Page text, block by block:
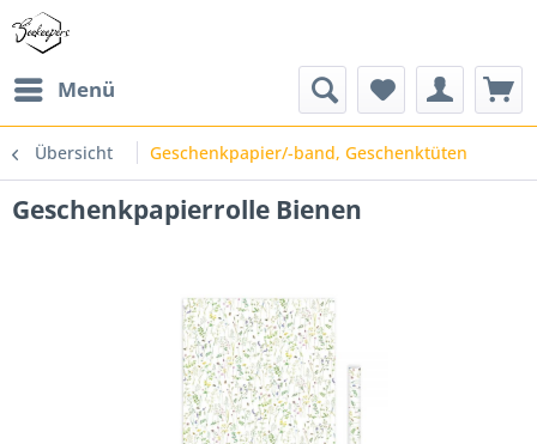
Menü
Übersicht Geschenkpapier/-band, Geschenktüten
Geschenkpapierrolle Bienen